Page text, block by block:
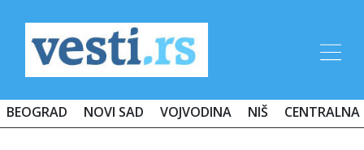
BEOGRAD NOVI SAD VOJVODINA NIŠ CENTRALNA